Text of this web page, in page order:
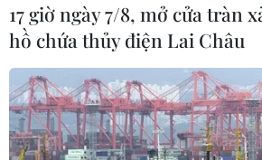
17 giờ ngày 7/8, mở cửa tràn
hồ chứa thủy điện Lai Châu